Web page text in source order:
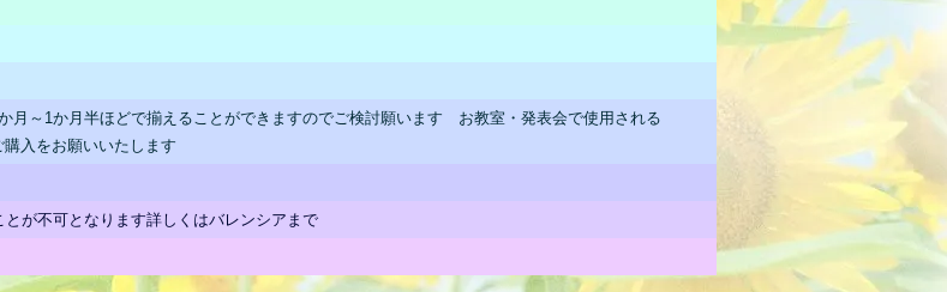
～1か月半ほどで揃えることができますのでご検討願います お教室・発表会で使用される
入をお願いいたします
が不可となります詳しくはバレンシアまで